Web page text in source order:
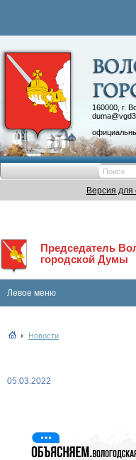
160000, г.
Контакты
Версия для
Председатель
городской Думы
Левое меню
Новости
05.03.2022